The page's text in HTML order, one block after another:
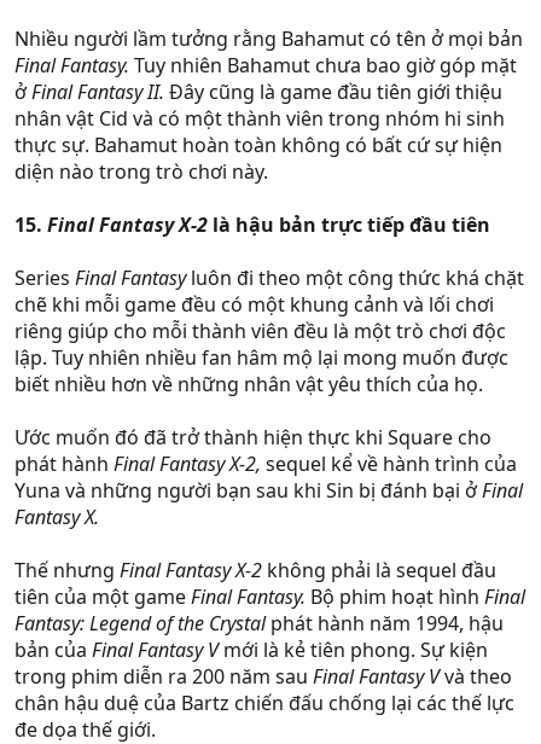
Nhiều người lầm tưởng rằng Bahamut có tên ở mọi bản
Final Fantasy. Tuy nhiên Bahamut chưa bao giờ góp mặt
ởFinal Fantasy II. Đây cũng là game đầu tiên giới thiệu
nhân vật Cid và có một thành viên trong nhóm hi sinh
thực sự. Bahamut hoàn toàn không có bất cứ sự hiện
diện nào trong trò chơi này.
15. Final Fantasy X-2 là hậu bản trực tiếp đầu tiên
Series Final Fantasyluôn đi theo một công thức khá chặt
chẽ khi mỗi game đều có một khung cảnh và lối chơi
riêng giúp cho mỗi thành viên đều là một trò chơi độc
lập. Tuy nhiên nhiều fan hâm mộ lại mong muốn được
biết nhiều hơn về những nhân vật yêu thích của họ.
Ước muốn đó đã trở thành hiện thực khi Square cho
phát hành Final Fantasy X-2, sequel kể về hành trình của
Yuna và những người bạn sau khi Sin bị đánh bại ởFinal
Fantasy X.
Thế nhưng Final Fantasy X-2 không phải là sequel đầu
tiên của một gameFinal Fantasy. Bộ phim hoạt hình Final
Fantasy: Legend of the Crystalphát hành năm 1994, hậu
bản của Final Fantasy Vmới là kẻ tiên phong. Sự kiện
trong phim diễn ra 200 năm sau Final Fantasy Vvà theo
chân hậu duệ của Bartz chiến đấu chống lại các thế lực
đe dọa thế giới.